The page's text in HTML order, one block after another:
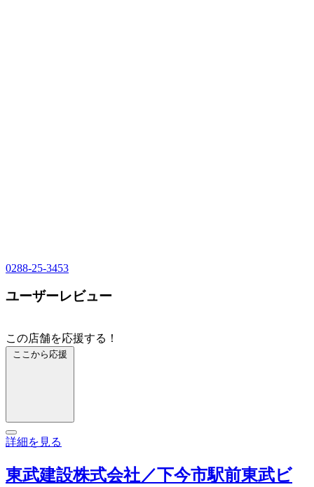
0288-25-3453
ユーザーレビュー
この店舗を応援する！
ここから応援
詳細を見る
東武建設株式会社／下今市駅前東武ビ